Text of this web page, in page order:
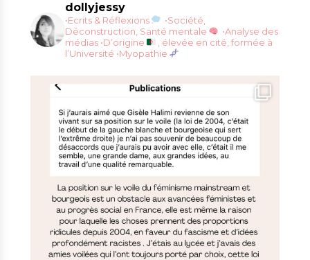
dollyjessy
•Ecrits & Réflexions
•Société,
Déconstruction, Santé mentale
•Analyse des
médias •D’origine
, élevée en cité, formée à
l’Université •Myopathie